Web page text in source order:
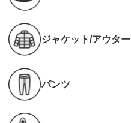
ジャケット/アウター
パンツ